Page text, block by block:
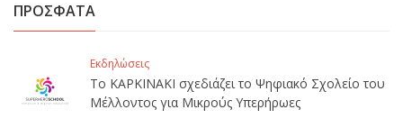
ΠΡΟΣΦΑΤΑ
Εκδηλώσεις
Το ΚΑΡΚΙΝΑΚΙ σχεδιάζει το Ψηφιακό Σχολείο του
Μέλλοντος για Μικρούς Υπερήρωες